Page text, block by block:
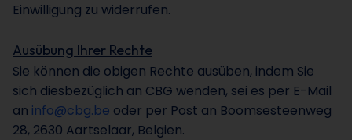
Einwilligung zu widerrufen.
Ausübung Ihrer Rechte
Sie können die obigen Rechte ausüben, indem Sie
sich diesbezüglich an CBG wenden, sei es per E-Mail
an info@cbg.be oder per Post an Boomsesteenweg
28, 2630 Aartselaar, Belgien.